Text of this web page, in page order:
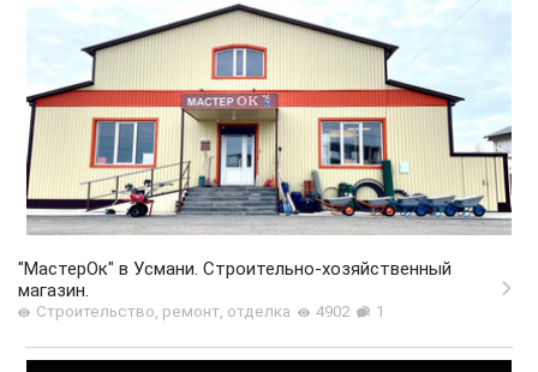
"МастерОк" в Усмани. Строительно-хозяйственный
магазин.
Строительство, ремонт, отделка 4902 1